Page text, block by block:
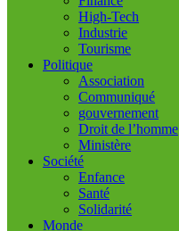
High-Tech
Industrie
Tourisme
Politique
Association
Communiqué
gouvernement
Droit de l’homme
Ministère
Société
Enfance
Santé
Solidarité
Monde